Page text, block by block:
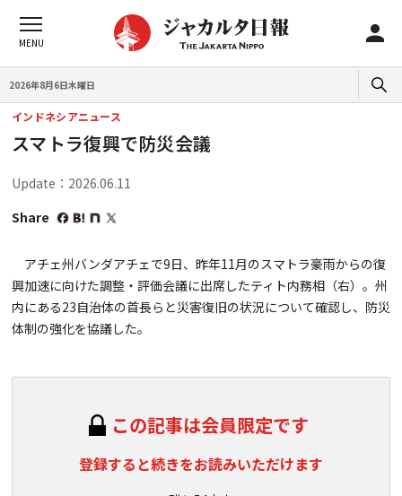
2026年8月6日木曜日
インドネシアニュース
スマトラ復興で防災会議
Update：2026.06.11
Share
アチェ州バンダアチェで9日、昨年11月のスマトラ豪雨からの復
興加速に向けた調整・評価会議に出席したティト内務相（右）。州
内にある23自治体の首長らと災害復旧の状況について確認し、防災
体制の強化を協議した。
この記事は会員限定です
登録すると続きをお読みいただけます